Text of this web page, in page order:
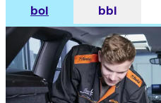
bol bbl